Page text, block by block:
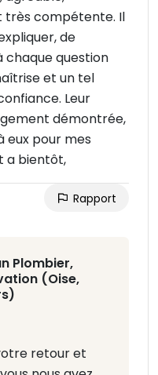
très compétente. Il
de
question
et un tel
Leur
démontrée,
eux pour mes
a bientôt,
Rapport
Plombier,
(Oise,
retour et